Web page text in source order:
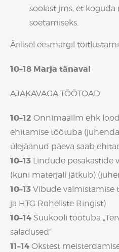
soolast jms, et
soetamiseks.
Ärilisel eesmärgil
10–18 Marja tänaval
AJAKAVAGA TÖÖTOAD
10–12 Onnimaailm ehk
ehitamise töötuba
ülejäänud päeva saab
10–13 Lindude pesakastide
(kuni materjali jätkub)
10–13 Vibude valmistamise
ja HTG Roheliste Ringist)
10–14 Suukooli töötuba
saladused”
11–14 Okstest